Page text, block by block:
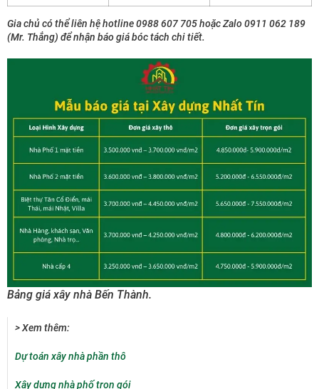
Gia chủ có thể liên hệ hotline 0988 607 705 hoặc Zalo 0911 062 189
(Mr. Thắng) để nhận báo giá bóc tách chi tiết.
Bảng giá xây nhà Bến Thành.
> Xem thêm:
Dự toán xây nhà phần thô
Xây dựng nhà phố trọn gói